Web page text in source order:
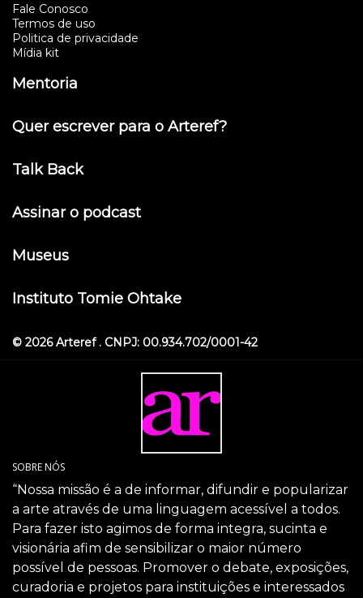
Fale Conosco
Termos de uso
Politica de privacidade
Mídia kit
Mentoria
Quer escrever para o Arteref?
Talk Back
Assinar o podcast
Museus
Instituto Tomie Ohtake
© 2026 Arteref . CNPJ: 00.934.702/0001-42
SOBRE NÓS
“Nossa missão é a de informar, difundir e popularizar
a arte através de uma linguagem acessível a todos.
Para fazer isto agimos de forma integra, sucinta e
visionária afim de sensibilizar o maior número
possível de pessoas. Promover o debate, exposições,
curadoria e projetos para instituições e interessados